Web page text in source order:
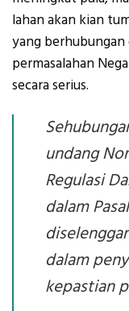
lahan akan kian
yang
permasalahan
secara serius.
undang
Regulasi
dalam
dalam
kepastian